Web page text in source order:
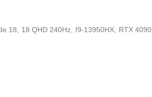
18 18 QHD 240Hz I9-13950HX RTX 4090